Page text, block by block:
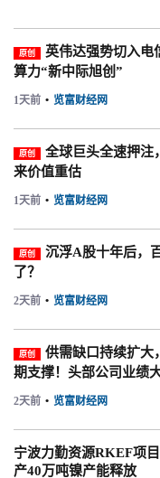
原创
英伟达强势切入电
算力“新中际旭创”
1天前 • 览富财经网
原创
全球巨头全速押注
来价值重估
1天前 • 览富财经网
原创
沉浮A股十年后，
了？
2天前 • 览富财经网
原创
供需缺口持续扩大
期支撑！头部公司业绩
2天前 • 览富财经网
宁波力勤资源RKEF项
产40万吨镍产能释放